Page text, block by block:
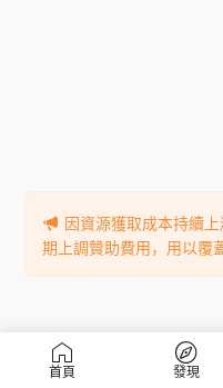
首頁 發現
因資源獲取成本持續
期上調贊助費用，用以覆